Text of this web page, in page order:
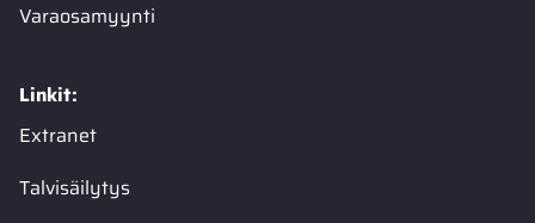
Varaosamyynti
Linkit:
Extranet
Talvisäilytys